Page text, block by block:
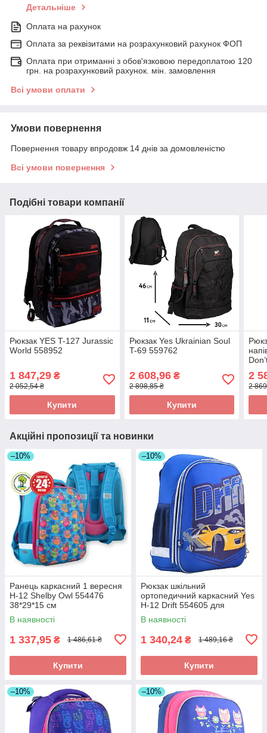
Детальніше
Оплата на рахунок
Оплата за реквізитами на розрахунковий рахунок ФОП
Оплата при отриманні з обов'язковою передоплатою 120
грн. на розрахунковий рахунок. мін. замовлення
Всі умови оплати
Умови повернення
Повернення товару впродовж 14 днів за домовленістю
Всі умови повернення
Подібні товари компанії
Рюкзак YES T-127 Jurassic
World 558952
1 847,29 ₴
2 052,54 ₴
Купити
Рюкзак Yes Ukrainian Soul
T-69 559762
2 608,96₴
2 898,85 ₴
Купити
2
2
Акційні пропозиції та новинки
–10%
Ранець каркасний 1 вересня
Н-12 Shelbу Owl 554476
38*29*15 см
В наявності
1 337,95 ₴ 1 486,61 ₴
Купити
–10%
Рюкзак шкільний
ортопедичний каркасний Yes
Н-12 Drift 554605 для
хлопчика
В наявності
1 340,24 ₴ 1 489,16 ₴
Купити
–10% –10%